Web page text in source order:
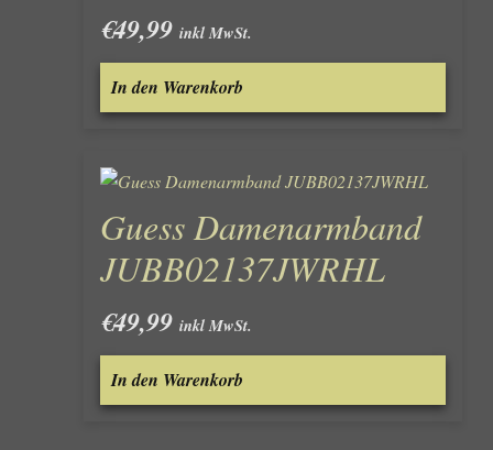
€49,99 inkl MwSt.
In den Warenkorb
Guess Damenarmband
JUBB02137JWRHL
€49,99 inkl MwSt.
In den Warenkorb